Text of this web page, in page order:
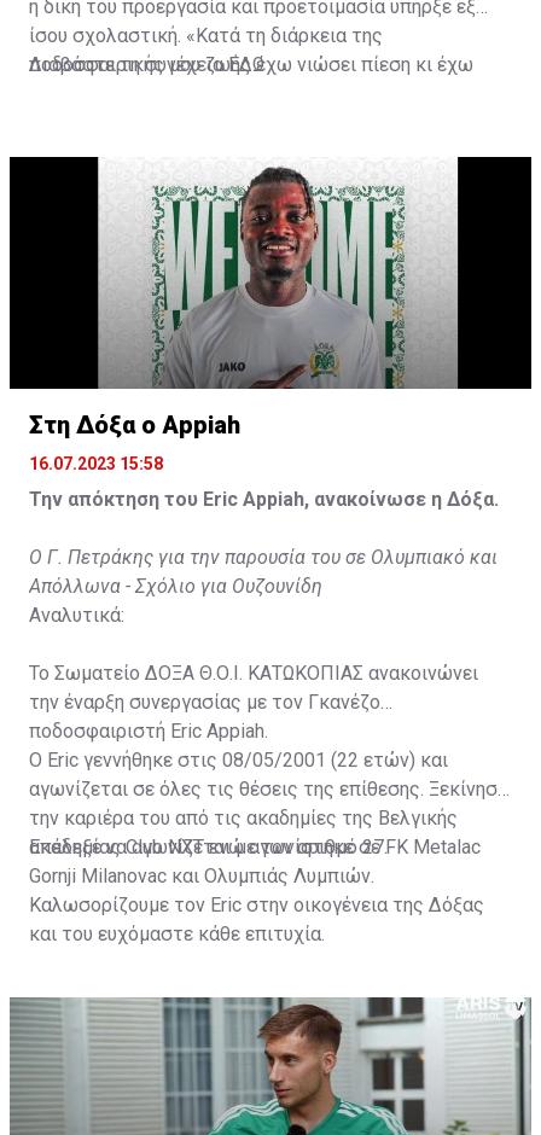
η δική του προεργασία και προετοιμασία υπήρξε εξ
ίσου σχολαστική. «Κατά τη διάρκεια της
ποδοσφαιρικής μου ζωής έχω νιώσει πίεση κι έχω
31χρονος άσος.
Διαβάστε τη συνέχειαΕΔΩ
Στη Δόξα ο Appiah
16.07.2023 15:58
Την απόκτηση του Eric Appiah, ανακοίνωσε η Δόξα.
Ο Γ. Πετράκης για την παρουσία του σε Ολυμπιακό και
Απόλλωνα - Σχόλιο για Ουζουνίδη
Αναλυτικά:
Το Σωματείο ΔΟΞΑ Θ.Ο.Ι. ΚΑΤΩΚΟΠΙΑΣ ανακοινώνει
την έναρξη συνεργασίας με τον Γκανέζο
ποδοσφαιριστή Eric Appiah.
Ο Eric γεννήθηκε στις 08/05/2001 (22 ετών) και
αγωνίζεται σε όλες τις θέσεις της επίθεσης. Ξεκίνησε
την καριέρα του από τις ακαδημίες της Βελγικής
ακαδημίας Club NXT ενώ αγωνίστηκε σε FK Metalac
Gornji Milanovac και Ολυμπιάς Λυμπιών.
Επέλεξε να αγωνίζεται με τον αριθμό 27.
Καλωσορίζουμε τον Eric στην οικογένεια της Δόξας
και του ευχόμαστε κάθε επιτυχία.